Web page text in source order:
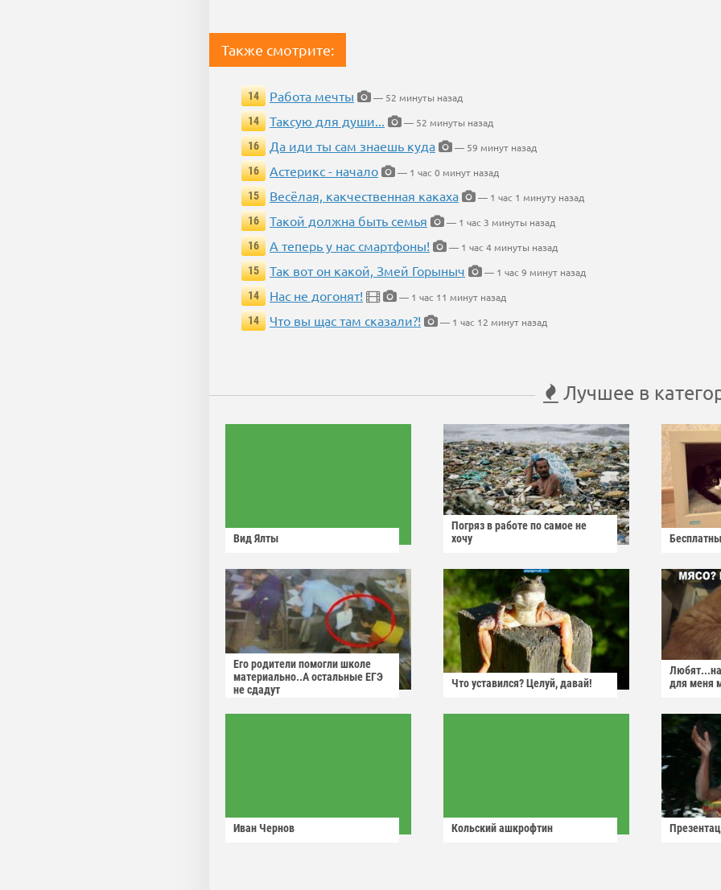
Также смотрите:
14 Работа мечты
— 52 минуты назад
14
Таксую для души...
— 52 минуты назад
16
Да иди ты сам знаешь куда
— 59 минут назад
16
Астерикс - начало
— 1 час 0 минут назад
15
Весёлая, какчественная какаха
— 1 час 1 минуту назад
16
Такой должна быть семья
— 1 час 3 минуты назад
16
А теперь у нас смартфоны!
— 1 час 4 минуты назад
15
Так вот он какой, Змей Горыныч
— 1 час 9 минут назад
14
Нас не догонят!
— 1 час 11 минут назад
14
Что вы щас там сказали?! — 1 час 12 минут назад
Лучшее в
Вид Ялты
Погряз в работе по самое не
хочу
Его родители помогли школе
материально..А остальные ЕГЭ
не сдадут
Что уставился? Целуй, давай!
для меня
Иван Чернов Кольский ашкрофтин